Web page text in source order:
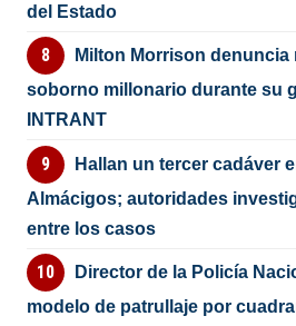
del Estado
Milton Morrison
soborno millonario durante su
INTRANT
Hallan un tercer cadáver
Almácigos; autoridades
entre los casos
Director de la Policía
modelo de patrullaje por